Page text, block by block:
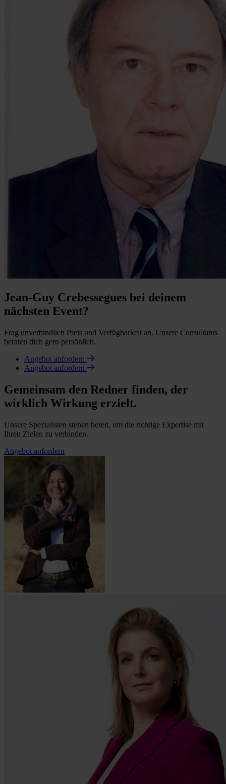
Jean-Guy Crebessegues bei deinem
nächsten Event?
Frag unverbindlich Preis und Verfügbarkeit an. Unsere Consultants
beraten dich gern persönlich.
Angebot anfordern
Angebot anfordern
Gemeinsam den Redner finden, der
wirklich Wirkung erzielt.
Unsere Spezialisten stehen bereit, um die richtige Expertise mit
Ihren Zielen zu verbinden.
Angebot anfordern